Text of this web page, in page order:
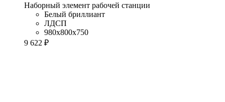
Наборный элемент рабочей станции
Белый бриллиант
ЛДСП
980x800x750
9 622 ₽